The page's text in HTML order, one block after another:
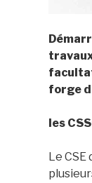
forge
les
Le